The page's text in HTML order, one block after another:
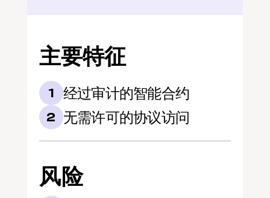
主要特征
1 经过审计的智能合约
2 无需许可的协议访问
风险